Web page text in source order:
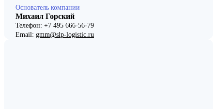
Основатель компании
Михаил Горский
Телефон: +7 495 666-56-79
Email: gmm@slp-logistic.ru